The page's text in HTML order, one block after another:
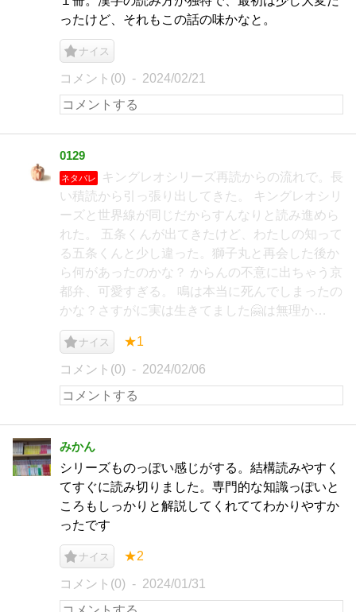
ったけど、それもこの話の味かなと。
ナイス
コメント(0) 2024/02/21
0129
ネタバレ
キングレオシリーズ再読からの流れで。長
い積読から引っ張り出してきた。 キングレオシリ
ーズと世界線が同じだからすんなりと読み進めら
れた。 五条くんが出てきたけど、わたしの知って
る五条くんと少し違った。獅子丸と再会した後か
ら何があったのかな？ からんの不意に出ちゃう京
都弁、可愛すぎる。 鳴は本当に死んでしまったの
かな？さすがに実は生きてました🤗は無理か…
ナイス ★1
コメント(0) 2024/02/06
みかん
シリーズものっぽい感じがする。結構読みやすく
てすぐに読み切りました。専門的な知識っぽいと
ころもしっかりと解説してくれててわかりやすか
ったです
ナイス ★2
コメント(0) 2024/01/31